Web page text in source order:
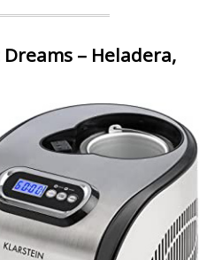
– Heladera,